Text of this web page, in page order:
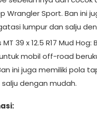
Wrangler Sport. Ban ini
lumpur dan salju
39 x 12.5 R17 Mud
mobil off-road
ini juga memiliki pola
dengan mudah.